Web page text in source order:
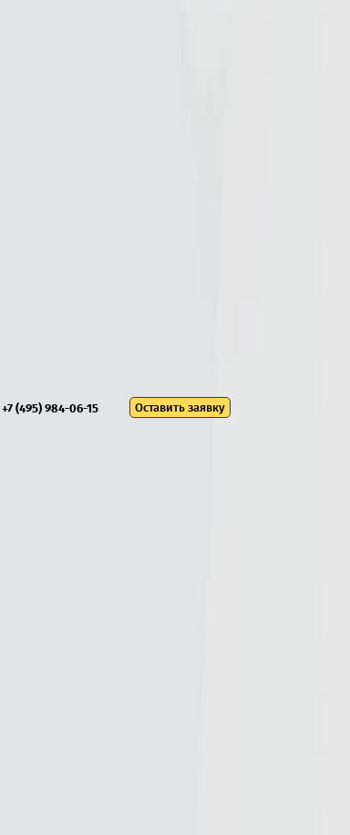
+7 (495) 984-06-15 Оставить заявку